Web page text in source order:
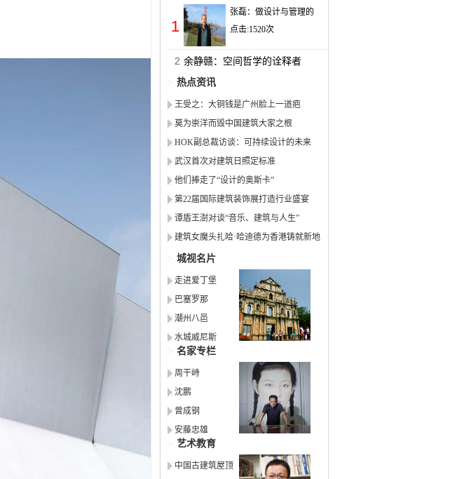
1
张磊：做设计与管理的
点击:1520次
2 余静赣：空间哲学的诠释者
热点资讯
王受之：大铜钱是广州脸上一道疤
莫为崇洋而毁中国建筑大家之根
HOK副总裁访谈：可持续设计的未来
武汉首次对建筑日照定标准
他们捧走了“设计的奥斯卡”
第22届国际建筑装饰展打造行业盛宴
谭盾王澍对谈“音乐、建筑与人生”
建筑女魔头扎哈·哈迪德为香港铸就新地
标
城视名片
走进爱丁堡
巴塞罗那
潮州八邑
水城威尼斯
名家专栏
周干峙
沈鹏
曾成钢
安藤忠雄
艺术教育
中国古建筑屋顶